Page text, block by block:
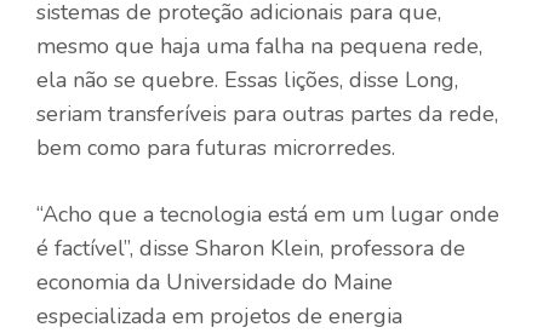
sistemas de proteção adicionais para que,
mesmo que haja uma falha na pequena rede,
ela não se quebre. Essas lições, disse Long,
seriam transferíveis para outras partes da rede,
bem como para futuras microrredes.
“Acho que a tecnologia está em um lugar onde
é factível”, disse Sharon Klein, professora de
economia da Universidade do Maine
especializada em projetos de energia